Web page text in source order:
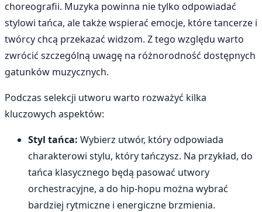
choreografii. Muzyka powinna nie tylko odpowiadać
stylowi tańca, ale także wspierać emocje, które tancerze i
twórcy chcą przekazać widzom. Z tego względu warto
zwrócić szczególną uwagę na różnorodność dostępnych
gatunków muzycznych.
Podczas selekcji utworu warto rozważyć kilka
kluczowych aspektów:
Styl tańca: Wybierz utwór, który odpowiada
charakterowi stylu, który tańczysz. Na przykład, do
tańca klasycznego będą pasować utwory
orchestracyjne, a do hip-hopu można wybrać
bardziej rytmiczne i energiczne brzmienia.